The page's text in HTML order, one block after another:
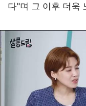
다"며 그 이후 더욱